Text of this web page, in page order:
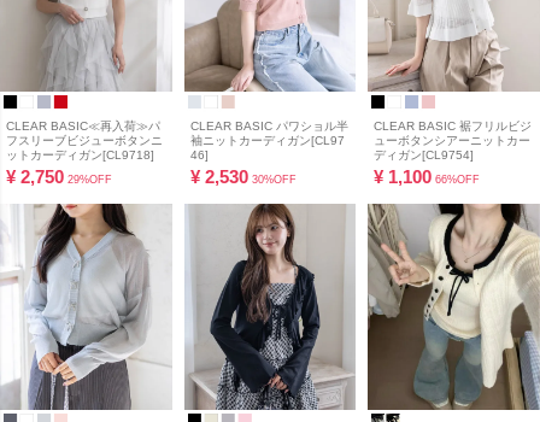
CLEAR BASIC≪再入荷≫パ
フスリーブビジューボタンニ
ットカーディガン[CL9718]
¥ 2,750 29%OFF
CLEAR BASIC パワショル半
袖ニットカーディガン[CL97
46]
¥ 2,530 30%OFF
CLEAR BASIC 裾フリルビジ
ューボタンシアーニットカー
ディガン[CL9754]
¥ 1,100 66%OFF